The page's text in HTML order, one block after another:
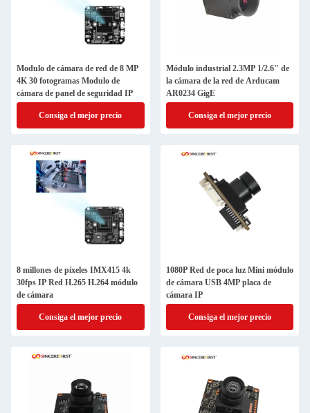
Modulo de cámara de red de 8 MP
4K 30 fotogramas Modulo de
cámara de panel de seguridad IP
Consiga el mejor precio
Módulo industrial 2.3MP 1/2.6" de
la cámara de la red de Arducam
AR0234 GigE
Consiga el mejor precio
8 millones de píxeles IMX415 4k
30fps IP Red H.265 H.264 módulo
de cámara
Consiga el mejor precio
1080P Red de poca luz Mini módulo
de cámara USB 4MP placa de
cámara IP
Consiga el mejor precio